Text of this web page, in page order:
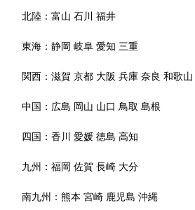
北陸：富山 石川 福井
東海：静岡 岐阜 愛知 三重
関西：滋賀 京都 大阪 兵庫 奈良 和歌山
中国： 広島 岡山 山口 鳥取 島根
四国：香川 愛媛 徳島 高知
九州：福岡 佐賀 長崎 大分
南九州：熊本 宮崎 鹿児島 沖縄